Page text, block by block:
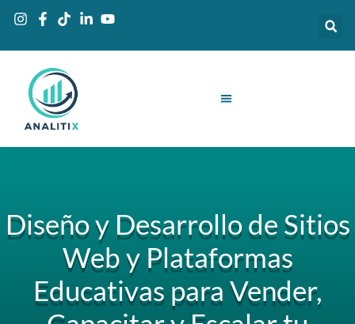
contenido
Diseño y Desarrollo de Sitios
Web y Plataformas
Educativas para Vender,